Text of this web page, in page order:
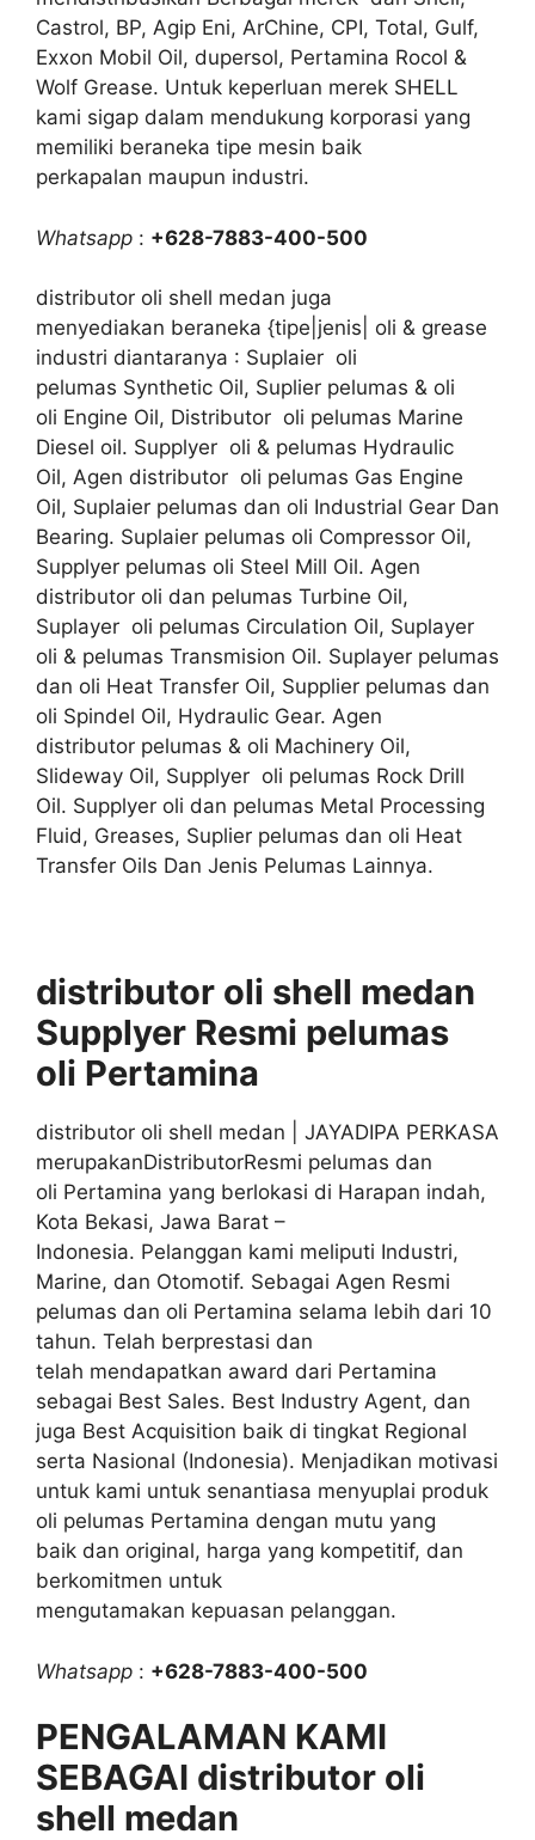
Castrol, BP, Agip Eni, ArChine, CPI, Total, Gulf,
Exxon Mobil Oil, dupersol, Pertamina Rocol &
Wolf Grease. Untuk keperluan merek SHELL
kami sigap dalam mendukung korporasi yang
memiliki beraneka tipe mesin baik
perkapalan maupun industri.
Whatsapp : +628-7883-400-500
distributor oli shell medan juga
menyediakan beraneka {tipe|jenis| oli & grease
industri diantaranya : Suplaier oli
pelumas Synthetic Oil, Suplier pelumas & oli
oli Engine Oil, Distributor oli pelumas Marine
Diesel oil. Supplyer oli & pelumas Hydraulic
Oil, Agen distributor oli pelumas Gas Engine
Oil, Suplaier pelumas dan oli Industrial Gear Dan
Bearing. Suplaier pelumas oli Compressor Oil,
Supplyer pelumas oli Steel Mill Oil. Agen
distributor oli dan pelumas Turbine Oil,
Suplayer oli pelumas Circulation Oil, Suplayer
oli & pelumas Transmision Oil. Suplayer pelumas
dan oli Heat Transfer Oil, Supplier pelumas dan
oli Spindel Oil, Hydraulic Gear. Agen
distributor pelumas & oli Machinery Oil,
Slideway Oil, Supplyer oli pelumas Rock Drill
Oil. Supplyer oli dan pelumas Metal Processing
Fluid, Greases, Suplier pelumas dan oli Heat
Transfer Oils Dan Jenis Pelumas Lainnya.
distributor oli shell medan
Supplyer Resmi pelumas
oli Pertamina
distributor oli shell medan | JAYADIPA PERKASA
merupakanDistributorResmi pelumas dan
oli Pertamina yang berlokasi di Harapan indah,
Kota Bekasi, Jawa Barat –
Indonesia. Pelanggan kami meliputi Industri,
Marine, dan Otomotif. Sebagai Agen Resmi
pelumas dan oli Pertamina selama lebih dari 10
tahun. Telah berprestasi dan
telah mendapatkan award dari Pertamina
sebagai Best Sales. Best Industry Agent, dan
juga Best Acquisition baik di tingkat Regional
serta Nasional (Indonesia). Menjadikan motivasi
untuk kami untuk senantiasa menyuplai produk
oli pelumas Pertamina dengan mutu yang
baik dan original, harga yang kompetitif, dan
berkomitmen untuk
mengutamakan kepuasan pelanggan.
Whatsapp : +628-7883-400-500
PENGALAMAN KAMI
SEBAGAI distributor oli
shell medan